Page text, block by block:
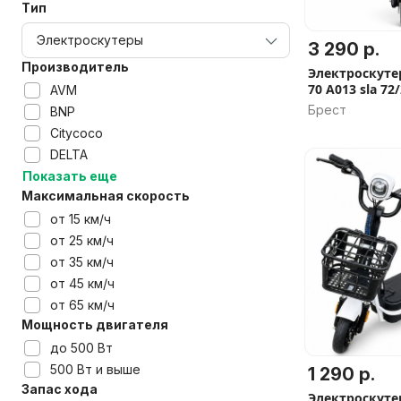
Тип
Производитель
AVM
BNP
Citycoco
DELTA
Показать еще
Максимальная скорость
от 15 км/ч
от 25 км/ч
от 35 км/ч
от 45 км/ч
от 65 км/ч
Мощность двигателя
до 500 Вт
500 Вт и выше
Запас хода
3 290 р.
70 A013 sla
наличии,
рассрочка
Брест
1 290 р.